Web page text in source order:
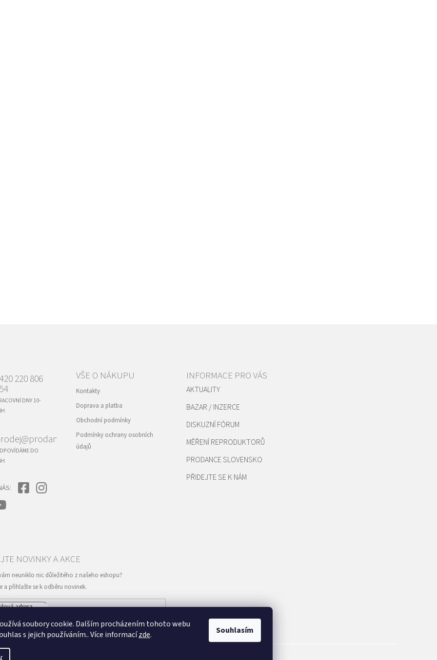
soubory cookie. Dalším procházením tohoto webu
s jejich používáním.. Více informacízde. Souhlasím
220 806
DNY 10-
DO
VŠE O NÁKUPU
Kontakty
Doprava a platba
Obchodní podmínky
Podmínky ochrany osobních
údajů
INFORMACE PRO VÁS
AKTUALITY
BAZAR / INZERCE
DISKUZNÍ FÓRUM
MĚŘENÍ REPRODUKTORŮ
PRODANCE SLOVENSKO
PŘIDEJTE SE K NÁM
PŘIHLÁSIT
SE